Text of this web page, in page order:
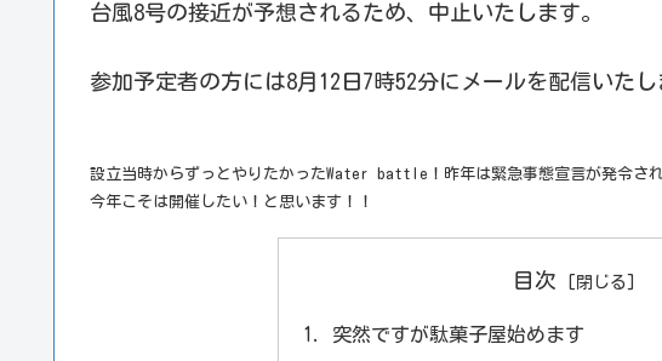
台風8号の接近が予想されるため、中止いたします。
参加予定者の方には8月12日7時52分にメールを配信いたし
設立当時からずっとやりたかったWater battle！昨年は緊急事態宣言が発令され
今年こそは開催したい！と思います！！
目次
突然ですが駄菓子屋始めます